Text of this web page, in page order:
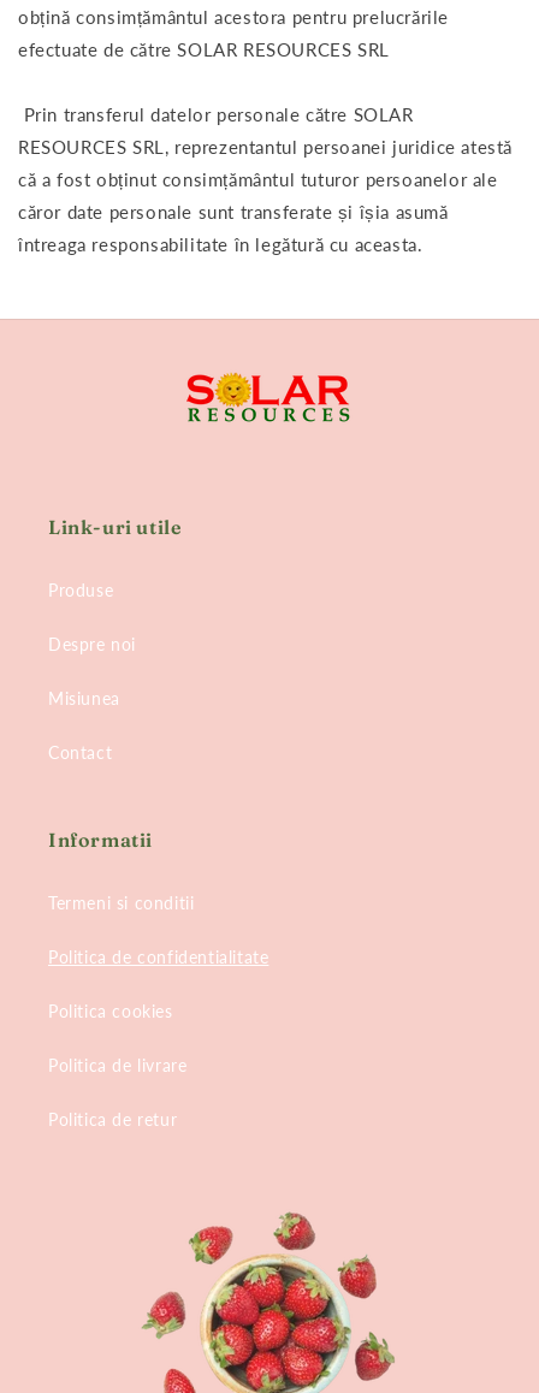
obțină consimțământul acestora pentru prelucrările
efectuate de către SOLAR RESOURCES SRL
Prin transferul datelor personale către SOLAR
RESOURCES SRL, reprezentantul persoanei juridice atestă
că a fost obținut consimțământul tuturor persoanelor ale
căror date personale sunt transferate și îșia asumă
întreaga responsabilitate în legătură cu aceasta.
Link-uri utile
Produse
Despre noi
Misiunea
Contact
Informatii
Termeni si conditii
Politica de confidentialitate
Politica cookies
Politica de livrare
Politica de retur